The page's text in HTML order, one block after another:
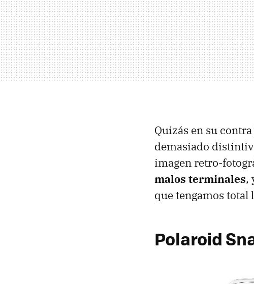
Quizás en su
demasiado
imagen retro-
malos terminales,
que tengamos total
Polaroid